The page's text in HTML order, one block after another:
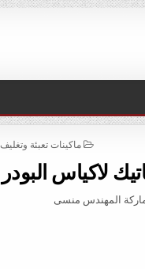
POSTED
ماكينات تعبئة
البودر موديل 952 ماركة